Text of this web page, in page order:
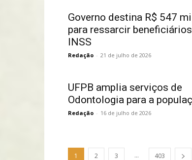
Governo destina R$ 547
para ressarcir
INSS
Redação - 21 de julho de 2026
UFPB amplia serviços de
Odontologia para a
Redação - 16 de julho de 2026
1 2 3 ... 403